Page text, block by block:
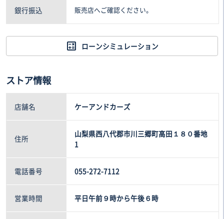
銀行振込 販売店へご確認ください。
ローンシミュレーション
ストア情報
店舗名 ケーアンドカーズ
住所
山梨県西八代郡市川三郷町高田１８０番地
1
電話番号 055-272-7112
営業時間 平日午前９時から午後６時